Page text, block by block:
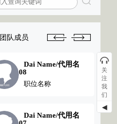
团队成员
Dai Name/代用名
08
职位名称
Dai Name/代用名
关
注
我
们
◀